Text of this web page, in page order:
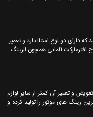
که دارای دو نوع استاندارد و تعمیر
آلمانی همچون الرینگ
و تعمیر آن کمتر از سایر لوازم
رینگ های موتور را تولید کرده و